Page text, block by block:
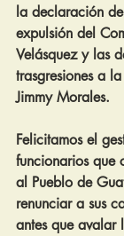
la declaración
expulsión del
Velásquez y las
trasgresiones a
Jimmy Morales.
Felicitamos el
funcionarios que
al Pueblo de
renunciar a sus
antes que avalar